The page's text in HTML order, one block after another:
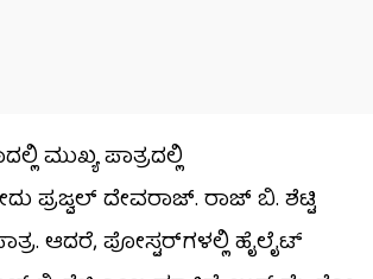
ಮುಖ್ಯ ಪಾತ್ರದಲ್ಲಿ
ಪ್ರಜ್ವಲ್ ದೇವರಾಜ್. ರಾಜ್ ಬಿ. ಶೆಟ್ಟಿ
ಆದರೆ, ಪೋಸ್ಟರ್​​​ಗಳಲ್ಲಿ ಹೈಲೈಟ್